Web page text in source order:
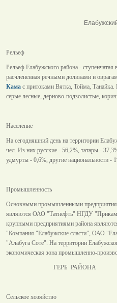
Рельеф
Рельеф Елабужского района -
расчлененная речными долинами и
Кама с притоками Вятка, Тойма,
серые лесные, дерново-подзолистые,
Население
На сегодняшний день на территории
чел. Из них русские - 56,2%, татары -
удмурты - 0,6%, другие национальности -
Промышленность
Основными промышленными
являются ОАО "Татнефть" НГДУ
крупными предприятиями района
"Компания "Елабужские сласти", ОАО
"Алабуга Соте". На территории
экономическая зона промышленно-
ГЕРБ РАЙОНА
Сельское хозяйство